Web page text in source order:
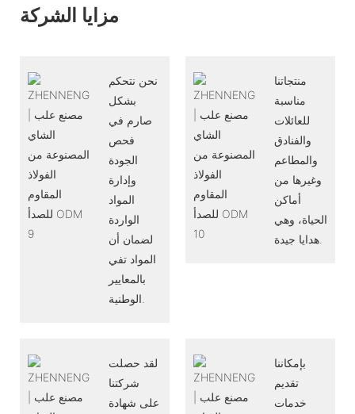
مزايا الشركة
نحن نتحكم
بشكل
صارم في
فحص
الجودة
وإدارة
المواد
الواردة
لضمان أن
المواد تفي
بالمعايير
منتجاتنا
مناسبة
للعائلات
والفنادق
والمطاعم
وغيرها من
أماكن
الحياة، وهي
لقد حصلت
شركتنا
على شهادة
بإمكاننا
تقديم
خدمات